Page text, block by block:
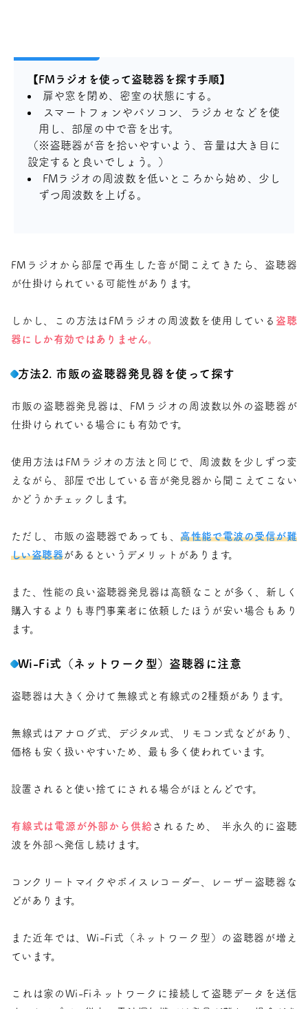
【FMラジオを使って盗聴器を探す手順】
扉や窓を閉め、密室の状態にする。
スマートフォンやパソコン、ラジカセなどを使
用し、部屋の中で音を出す。
（※盗聴器が音を拾いやすいよう、音量は大き目に
設定すると良いでしょう。）
FMラジオの周波数を低いところから始め、少し
ずつ周波数を上げる。
FMラジオから部屋で再生した音が聞こえてきたら、盗聴器
が仕掛けられている可能性があります。
しかし、この方法はFMラジオの周波数を使用している 盗聴
器にしか有効ではありません。
方法2. 市販の盗聴器発見器を使って探す
市販の盗聴器発見器は、FMラジオの周波数以外の盗聴器が
仕掛けられている場合にも有効です。
使用方法はFMラジオの方法と同じで、周波数を少しずつ変
えながら、部屋で出している音が発見器から聞こえてこない
かどうかチェックします。
ただし、市販の盗聴器であっても、高性能で電波の受信が難
しい盗聴器があるというデメリットがあります。
また、性能の良い盗聴器発見器は高額なことが多く、新しく
購入するよりも専門事業者に依頼したほうが安い場合もあり
ます。
Wi-Fi式（ネットワーク型）盗聴器に注意
盗聴器は大きく分けて無線式と有線式の2種類があります。
無線式はアナログ式、デジタル式、リモコン式などがあり、
価格も安く扱いやすいため、最も多く使われています。
設置されると使い捨てにされる場合がほとんどです。
有線式は電源が外部から供給 されるため、 半永久的に盗聴
波を外部へ発信し続けます。
コンクリートマイクやボイスレコーダー、レーザー盗聴器な
どがあります。
また近年では、Wi-Fi式（ネットワーク型）の盗聴器が増え
ています。
これは家のWi-Fiネットワークに接続して盗聴データを送信